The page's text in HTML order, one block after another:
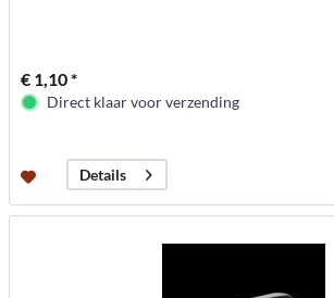
€ 1,10 *
Direct klaar voor verzending
Details